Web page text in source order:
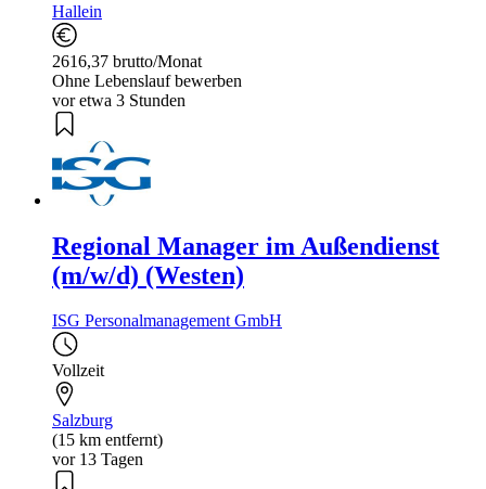
Hallein
2616,37 brutto/Monat
Ohne Lebenslauf bewerben
vor etwa 3 Stunden
Regional Manager im Außendienst
(m/w/d) (Westen)
ISG Personalmanagement GmbH
Vollzeit
Salzburg
(15 km entfernt)
vor 13 Tagen